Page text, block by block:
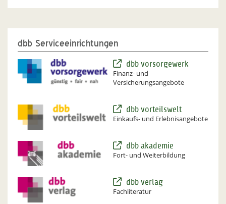
dbb Serviceeinrichtungen
dbb vorsorgewerk
Finanz- und
Versicherungsangebote
dbb vorteilswelt
Einkaufs- und Erlebnisangebote
dbb akademie
Fort- und Weiterbildung
dbb verlag
Fachliteratur